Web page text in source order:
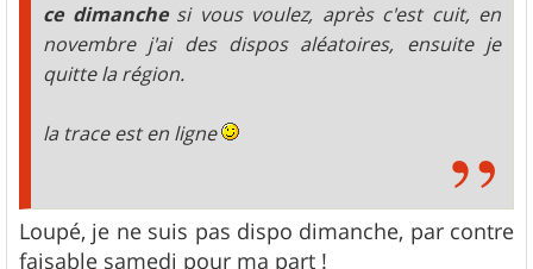
ce dimanchesi vous voulez, après c'est cuit, en
novembre j'ai des dispos aléatoires, ensuite je
quitte la région.
la trace est en ligne
Loupé, je ne suis pas dispo dimanche, par contre
faisable samedi pour ma part !